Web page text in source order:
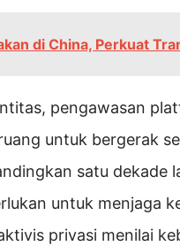
di China, Perkuat
pengawasan
untuk bergerak
satu dekade
untuk menjaga
privasi menilai